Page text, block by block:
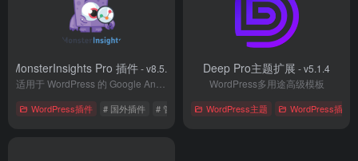
MonsterInsights Pro 插件- v8.5.1
WordPress插件 # 国外插件 # 管理插件
Deep Pro主题扩展 - v5.1.4
WordPress多用途高级模板
WordPress主题 WordPress插件